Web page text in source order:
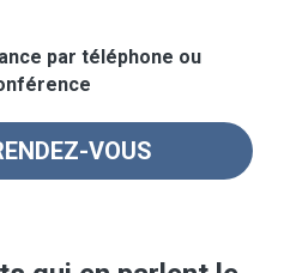
par téléphone ou
VOUS